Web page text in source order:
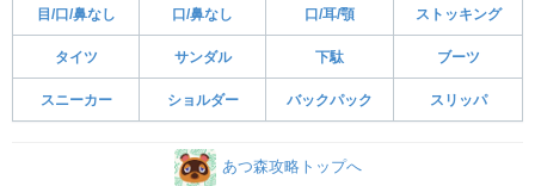
目/口/鼻なし 口/鼻なし 口/耳/顎 ストッキング
タイツ サンダル 下駄 ブーツ
スニーカー ショルダー バックパック スリッパ
あつ森攻略トップへ